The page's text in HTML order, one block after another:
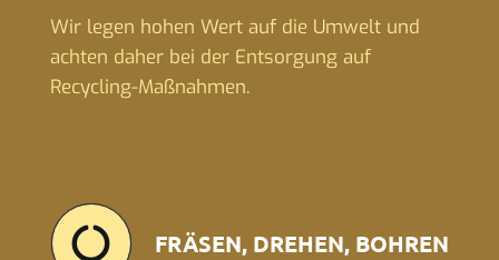
Wir legen hohen Wert auf die Umwelt und
achten daher bei der Entsorgung auf
Recycling-Maßnahmen.
FRÄSEN, DREHEN, BOHREN